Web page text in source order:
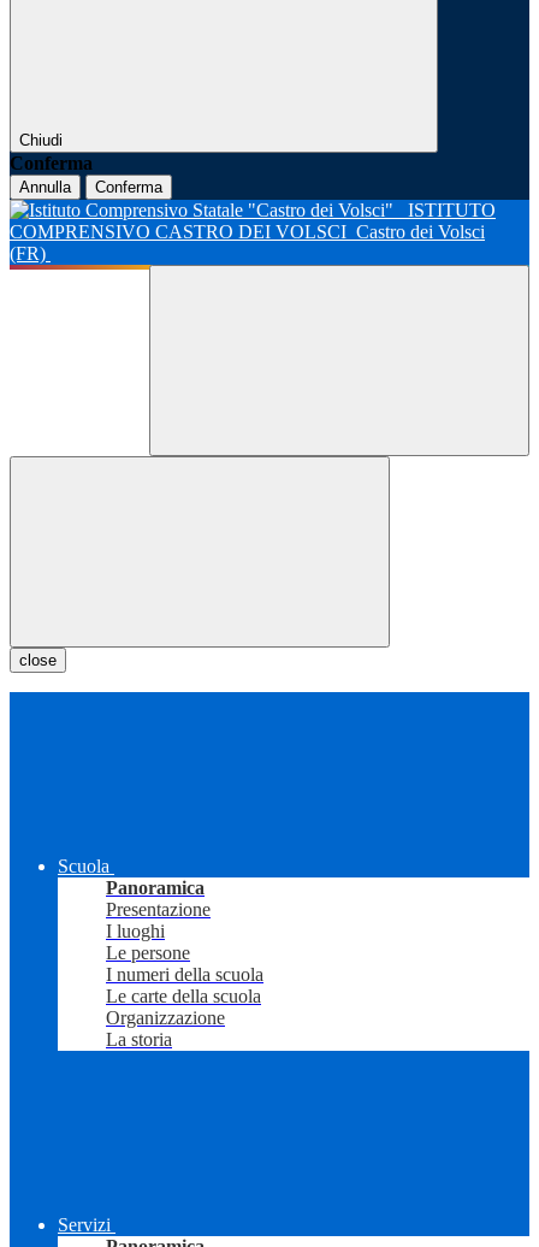
Chiudi
Conferma
Annulla Conferma
ISTITUTO
COMPRENSIVO CASTRO DEI VOLSCI Castro dei Volsci
(FR)
close
Scuola
Panoramica
Presentazione
I luoghi
Le persone
I numeri della scuola
Le carte della scuola
Organizzazione
La storia
Servizi